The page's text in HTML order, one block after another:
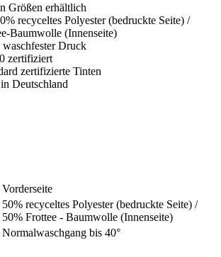
Größen erhältlich
recyceltes Polyester (bedruckte Seite) /
Baumwolle (Innenseite)
Druck
zertifiziert
zertifizierte Tinten
Deutschland
Vorderseite
50% recyceltes Polyester (bedruckte Seite) /
50% Frottee - Baumwolle (Innenseite)
Normalwaschgang bis 40°